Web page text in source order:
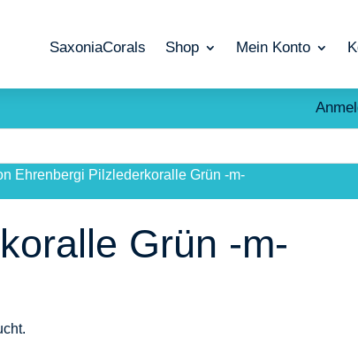
SaxoniaCorals Shop Mein Konto
Ehrenbergi Pilzlederkoralle Grün -m-
Grün -m-